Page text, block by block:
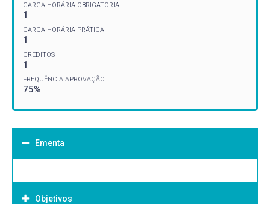
CARGA HORÁRIA OBRIGATÓRIA
1
CARGA HORÁRIA PRÁTICA
1
CRÉDITOS
1
FREQUÊNCIA APROVAÇÃO
75%
Ementa
Objetivos